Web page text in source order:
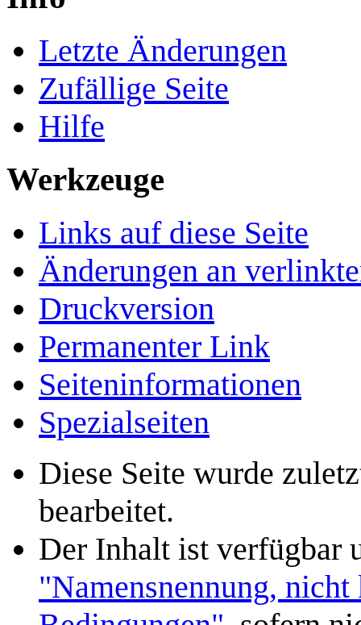
Letzte Änderungen
Zufällige Seite
Hilfe
Werkzeuge
Links auf diese Seite
Änderungen an
Druckversion
Permanenter Link
Seiten­­informationen
Spezialseiten
Diese Seite wurde
bearbeitet.
Der Inhalt ist verfügbar
"Namensnennung,